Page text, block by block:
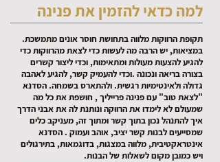
למה כדאי להזמין את פנינה
תקופת הרווקות מלווה בתחושת חוסר אונים מתמשכת.
במציאות, יש הרבה מה לעשות כדי לצאת מהרווקות כדי
להגיע להצעות מעולות ומתאימות, וכדי ליצור קשרים
בצורה בריאה ונכונה .וכדי להעמיק קשר, להגיע לאהבה
גדולה ולאינטימיות רגשית. ולהתארס בשמחה. הסדנא
"לצאת טוב" עם פנינה פרייליך , חושפת את כל מה
שמעולם לא לימדו את הרווקה ונותנת לה את אבני הדרך
איך להתנהל נכון בתוך קשר ומתוך זה, מעניקב כלים
שמסייעים לבנות קשר יציב, אוהב ועמוק . הסדנא
אינטראקטיבית, מלווה במצגות, בדוגמאות, בתירגולים
ויש כמובן מקום לשאלות של הבנות.